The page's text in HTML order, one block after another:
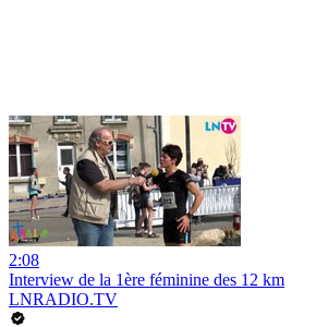
2:08
Interview de la 1ère féminine des 12 km
LNRADIO.TV